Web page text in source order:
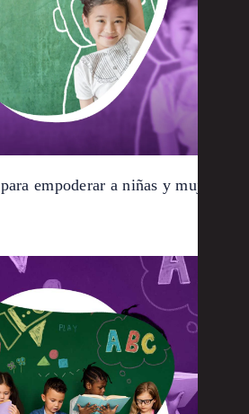
empoderar a niñas y mujeres